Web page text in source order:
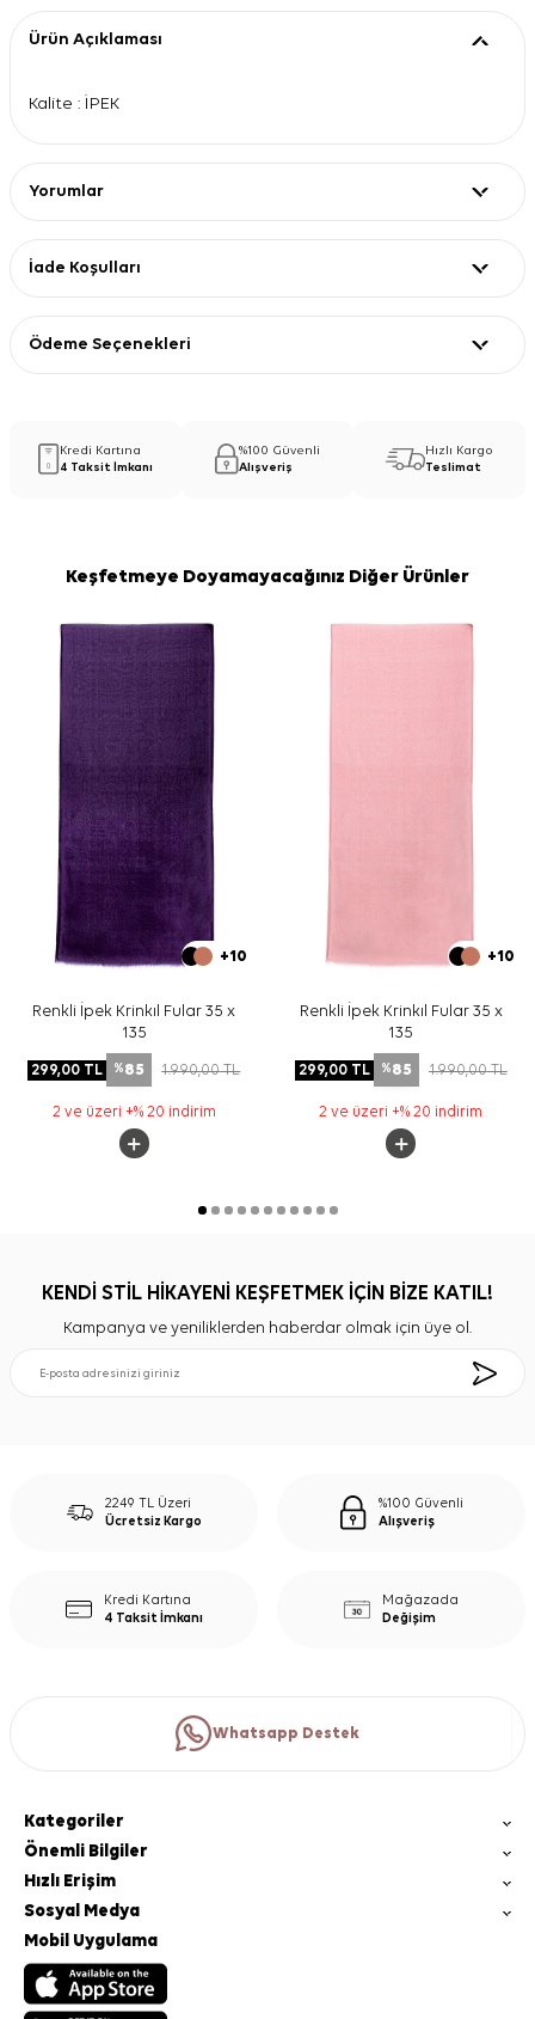
Ürün Açıklaması
Kalite : İPEK
Yorumlar
İade Koşulları
Ödeme Seçenekleri
Kredi Kartına
4 Taksit İmkanı
%100 Güvenli
Alışveriş
Hızlı Kargo
Teslimat
Keşfetmeye Doyamayacağınız Diğer Ürünler
+10
Renkli İpek Krinkıl Fular 35 x
135
299,00 TL %85 1.990,00TL
2 ve üzeri +% 20 indirim
+10
Renkli İpek Krinkıl Fular 35 x
135
299,00TL %85 1.990,00TL
2 ve üzeri +% 20 indirim
KENDİ STİL HİKAYENİ KEŞFETMEK İÇİN BİZE KATIL!
Kampanya ve yeniliklerden haberdar olmak için üye ol.
2249 TL Üzeri
Ücretsiz Kargo
%100 Güvenli
Alışveriş
Kredi Kartına
4 Taksit İmkanı
Mağazada
Değişim
Whatsapp Destek
Kategoriler
Önemli Bilgiler
Hızlı Erişim
Sosyal Medya
Mobil Uygulama